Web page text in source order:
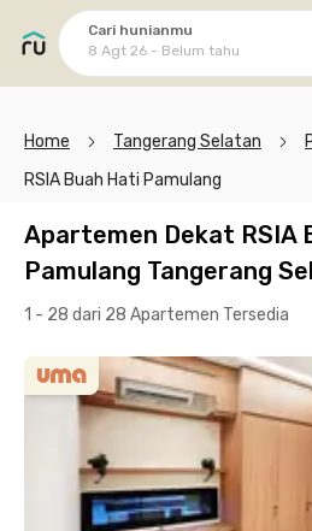
Cari hunianmu
8 Agt 26 - Belum tahu
Home Tangerang Selatan
RSIA Buah Hati Pamulang
Apartemen Dekat RSIA
Pamulang Tangerang
1 - 28 dari 28 Apartemen Tersedia